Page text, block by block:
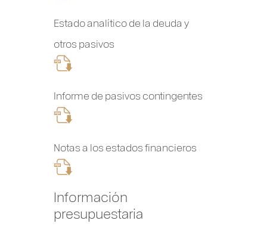
Estado analítico de la deuda y
otros pasivos
Informe de pasivos contingentes
Notas a los estados financieros
Información
presupuestaria